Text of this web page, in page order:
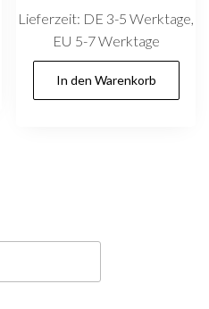
Lieferzeit: DE 3-5 Werktage,
EU 5-7 Werktage
In den Warenkorb